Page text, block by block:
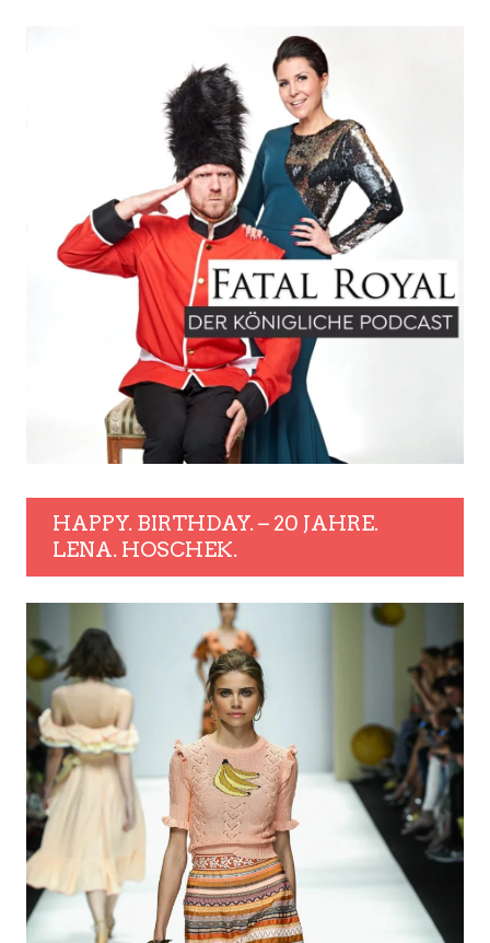
HAPPY. BIRTHDAY. – 20 JAHRE.
LENA. HOSCHEK.